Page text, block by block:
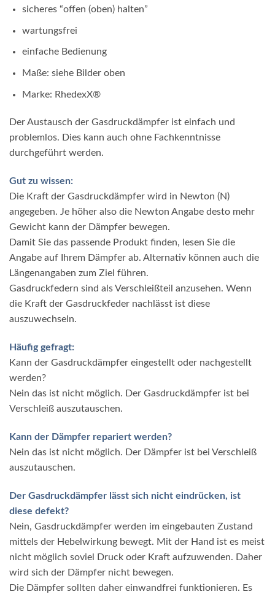
sicheres “offen (oben) halten”
wartungsfrei
einfache Bedienung
Maße: siehe Bilder oben
Marke: RhedexX®
Der Austausch der Gasdruckdämpfer ist einfach und
problemlos. Dies kann auch ohne Fachkenntnisse
durchgeführt werden.
Gut zu wissen:
Die Kraft der Gasdruckdämpfer wird in Newton (N)
angegeben. Je höher also die Newton Angabe desto mehr
Gewicht kann der Dämpfer bewegen.
Damit Sie das passende Produkt finden, lesen Sie die
Angabe auf Ihrem Dämpfer ab. Alternativ können auch die
Längenangaben zum Ziel führen.
Gasdruckfedern sind als Verschleißteil anzusehen. Wenn
die Kraft der Gasdruckfeder nachlässt ist diese
auszuwechseln.
Häufig gefragt:
Kann der Gasdruckdämpfer eingestellt oder nachgestellt
werden?
Nein das ist nicht möglich. Der Gasdruckdämpfer ist bei
Verschleiß auszutauschen.
Kann der Dämpfer repariert werden?
Nein das ist nicht möglich. Der Dämpfer ist bei Verschleiß
auszutauschen.
Der Gasdruckdämpfer lässt sich nicht eindrücken, ist
diese defekt?
Nein, Gasdruckdämpfer werden im eingebauten Zustand
mittels der Hebelwirkung bewegt. Mit der Hand ist es meist
nicht möglich soviel Druck oder Kraft aufzuwenden. Daher
wird sich der Dämpfer nicht bewegen.
Die Dämpfer sollten daher einwandfrei funktionieren. Es